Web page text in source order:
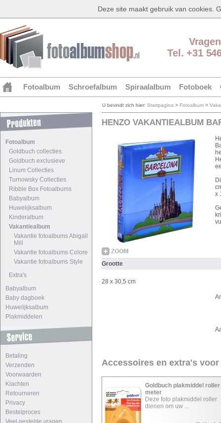
Deze site maakt gebruik van cookies.
Tel. +31
Fotoalbum Schroefalbum Spiraalalbum Fotoboek
Fotoalbum
Goldbuch collecties
Goldbuch exclusieve
Linum Collecties
Turnowsky Collecties
Ribble Box Fotoalbums
Babyalbum
Huwelijksalbum
Kinderalbum
Vakantiealbum
Vakantie fotoalbums Abigail
Mill
Vakantie fotoalbums Colore
Vakantie fotoalbums Style
Extra's
Babyalbum
Baby dagboek
Huwelijksalbum
Plakmiddelen
Betaling
Verzenden
Voorwaarden
Klachten
Retourneren
Privacy
Bestelproces
Veel gestelde vragen
U bevindt zich hier: Startpagina > Fotoalbum >
HENZO VAKANTIEALBUM
x
Grootte
28 x 30,5 cm
Accessoires en extra's
Goldbuch plakmiddel roller
meter
Deze foto plakmiddel roller
dienen om uw ...